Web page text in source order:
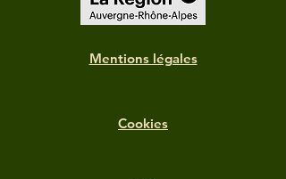
Mentions légales
Cookies